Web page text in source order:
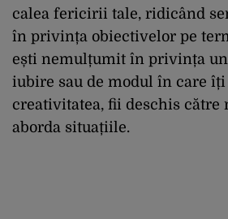
calea fericirii tale, ridicând
în privința obiectivelor pe
ești nemulțumit în privința
iubire sau de modul în care
creativitatea, fii deschis către
aborda situațiile.